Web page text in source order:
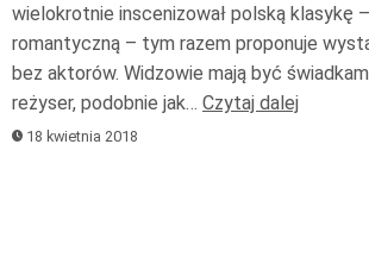
wielokrotnie inscenizował polską klasykę
romantyczną – tym razem proponuje
bez aktorów. Widzowie mają być
reżyser, podobnie jak… Czytaj dalej
18 kwietnia 2018